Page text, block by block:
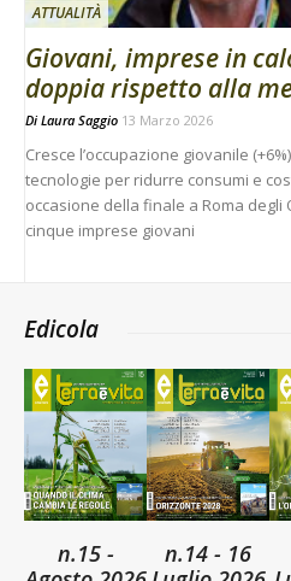
ATTUALITÀ
Giovani, imprese in
doppia rispetto alla
Di Laura Saggio 13 Marzo 2026
Cresce l’occupazione giovanile
tecnologie per ridurre consumi e
occasione della finale a Roma degli
cinque imprese giovani
Edicola
n.15 -
n.14 - 16